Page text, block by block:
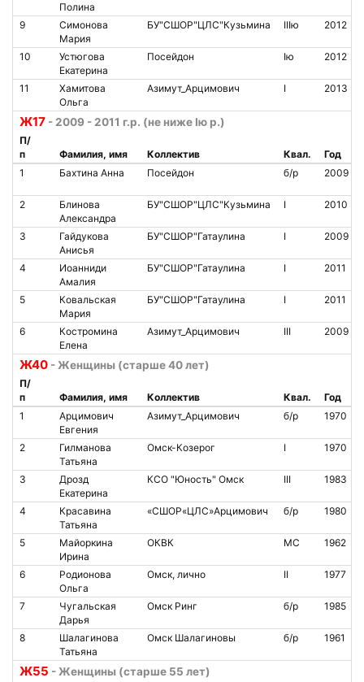
Полина
9
Симонова
Мария
БУ"СШОР"ЦЛС"Кузьмина IIIю 2012
10
Устюгова
Екатерина
Посейдон Iю 2012
11
Хамитова
Ольга
Азимут_Арцимович I 2013
Ж17 - 2009 - 2011 г.р. (не ниже Iю р.)
П/
п
Фамилия, имя Коллектив Квал. Год
1
Бахтина Анна Посейдон б/р 2009
2
Блинова
Александра
БУ"СШОР"ЦЛС"Кузьмина I 2010
3
Гайдукова
Анисья
БУ"СШОР"Гатаулина I 2009
4
Иоанниди
Амалия
БУ"СШОР"Гатаулина I 2011
5
Ковальская
Мария
БУ"СШОР"Гатаулина I 2011
6
Костромина
Елена
Азимут_Арцимович III 2009
Ж40 - Женщины (старше 40 лет)
П/
п
Фамилия, имя Коллектив Квал. Год
1
Арцимович
Евгения
Азимут_Арцимович б/р 1970
2
Гилманова
Татьяна
Омск-Козерог I 1970
3
Дрозд
Екатерина
КСО "Юность" Омск III 1983
4
Красавина
Татьяна
«СШОР«ЦЛС»Арцимович б/р 1980
5
Майоркина
Ирина
ОКВК МС 1962
6
Родионова
Ольга
Омск, лично II 1977
7
Чугальская
Дарья
Омск Ринг б/р 1985
8
Шалагинова
Татьяна
Омск Шалагиновы б/р 1961
Ж55 - Женщины (старше 55 лет)